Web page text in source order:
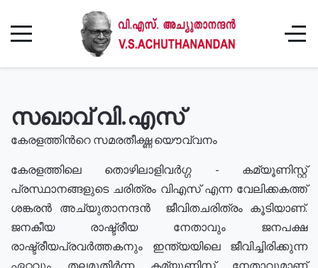
സഖാവ് വി.എസ്
കേരളത്തിൻറെ സമരതീക്ഷ്ണ യൌവ്വനം
കേരളത്തിലെ തൊഴിലാളിവർഗ്ഗ - കമ്യൂണിസ്റ്റ്
പ്രസ്ഥാനങ്ങളുടെ ചരിത്രം വിഎസ് എന്ന വേലിക്കകത്ത്
ശങ്കരൻ അച്യുതാനന്ദൻ ജീവിതചരിത്രം കൂടിയാണ്.
ജനകീയ രാഷ്ട്രീയ നേതാവും ജനപക്ഷ
രാഷ്ട്രീയപ്രവർത്തകനും ഇന്ത്യയിലെ ജീവിച്ചിരിക്കുന്ന
ഏറ്റവും തലമുതിർന്ന കമ്യൂണിസ്റ്റ് നേതാവുമാണ്